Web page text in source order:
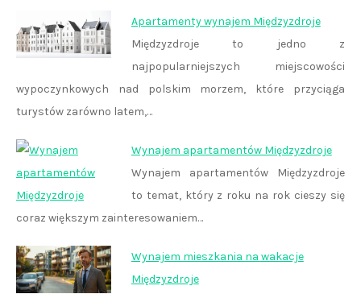
Apartamenty wynajem Międzyzdroje
Międzyzdroje to jedno z
najpopularniejszych miejscowości
wypoczynkowych nad polskim morzem, które przyciąga
turystów zarówno latem,…
Wynajem apartamentów Międzyzdroje
Wynajem apartamentów Międzyzdroje
to temat, który z roku na rok cieszy się
coraz większym zainteresowaniem…
Wynajem mieszkania na wakacje
Międzyzdroje